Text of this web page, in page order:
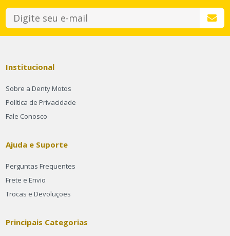
Institucional
Sobre a Denty Motos
Política de Privacidade
Fale Conosco
Ajuda e Suporte
Perguntas Frequentes
Frete e Envio
Trocas e Devoluçoes
Principais Categorias